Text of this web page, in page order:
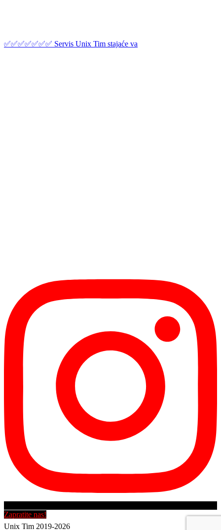
✅✅✅✅✅✅✅ Servis Unix Tim stajaće va
Zapratite nas!
Unix Tim 2019-2026